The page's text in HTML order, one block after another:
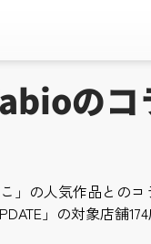
のコ
」の人気作品との
」の対象店舗